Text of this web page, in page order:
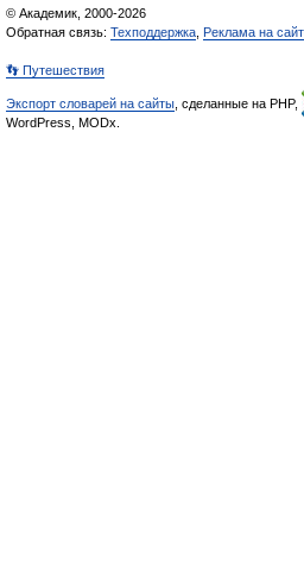
© Академик, 2000-2026
Обратная связь: Техподдержка Реклама на
👣 Путешествия
Экспорт словарей на сайты , сделанные на PHP,
WordPress, MODx.